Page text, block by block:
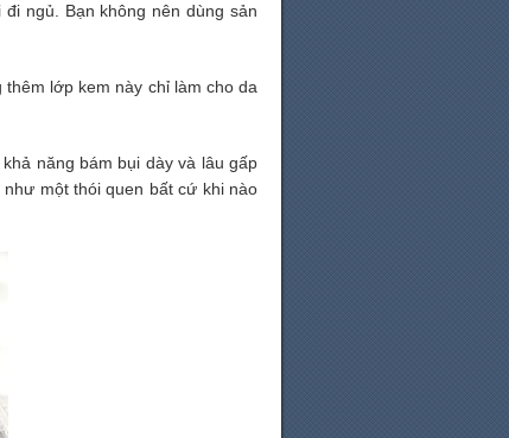
ngủ. Bạn không nên dùng sản
lớp kem này chỉ làm cho da
năng bám bụi dày và lâu gấp
một thói quen bất cứ khi nào